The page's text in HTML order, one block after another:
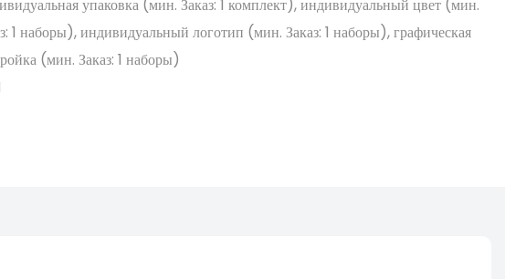
упаковка (мин. Заказ: 1 комплект), индивидуальный цвет (мин.
1 наборы), индивидуальный логотип (мин. Заказ: 1 наборы), графическая
(мин. Заказ: 1 наборы)